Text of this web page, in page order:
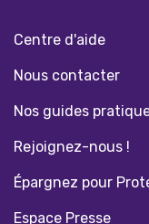
Centre d'aide
Nous contacter
Nos guides
Rejoignez-nous !
Épargnez pour
Espace Presse